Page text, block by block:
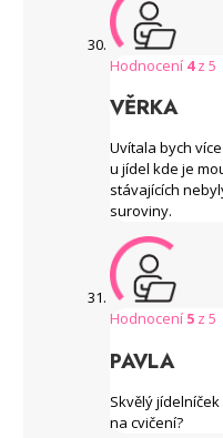
Hodnocení 4z 5
VĚRKA
Uvítala bych
u jídel kde je
stávajících
suroviny.
Hodnocení 5 z 5
PAVLA
Skvělý
na cvičení?